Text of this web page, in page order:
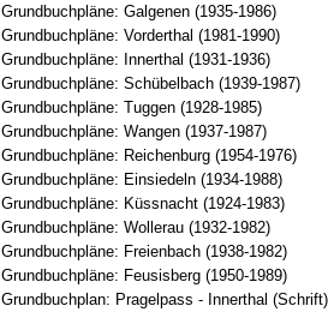
Galgenen (1935-1986)
Vorderthal (1981-1990)
Innerthal (1931-1936)
Schübelbach (1939-1987)
Tuggen (1928-1985)
Wangen (1937-1987)
Reichenburg (1954-1976)
Einsiedeln (1934-1988)
Küssnacht (1924-1983)
Wollerau (1932-1982)
Freienbach (1938-1982)
Feusisberg (1950-1989)
Pragelpass - Innerthal